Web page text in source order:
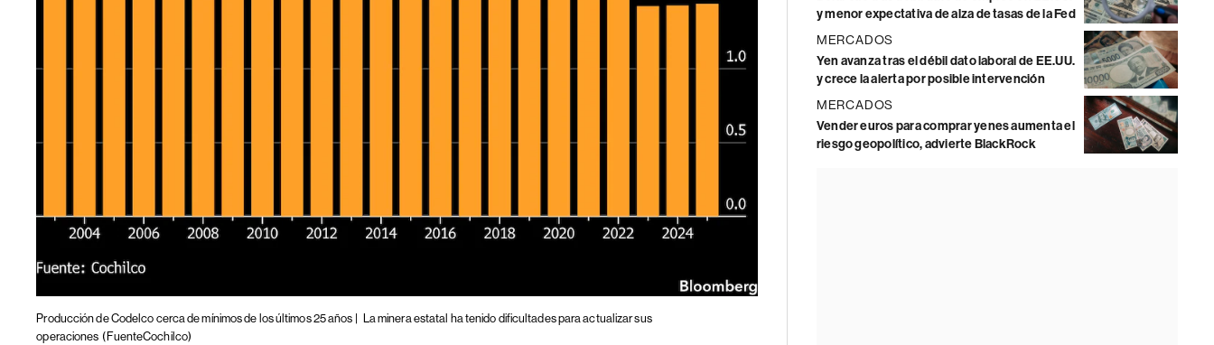
Producción de Codelco cerca de mínimos de los últimos 25 años |
La minera estatal ha tenido dificultades para actualizar sus
operaciones (FuenteCochilco)
y menor expectativa de alza de tasas de la Fed
MERCADOS
Yen avanza tras el débil dato laboral de EE.UU.
y crece la alerta por posible intervención
MERCADOS
Vender euros para comprar yenes aumenta el
riesgo geopolítico, advierte BlackRock